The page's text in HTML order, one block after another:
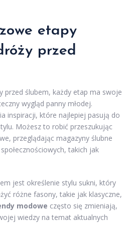
etapy
przed
przed ślubem, każdy etap ma swoje
wygląd panny młodej.
inspiracji, które najlepiej pasują do
Możesz to robić przeszukując
przeglądając magazyny ślubne
takich jak
jest określenie stylu sukni, który
różne fasony, takie jak klasyczne,
modowe często się zmieniają,
wiedzy na temat aktualnych